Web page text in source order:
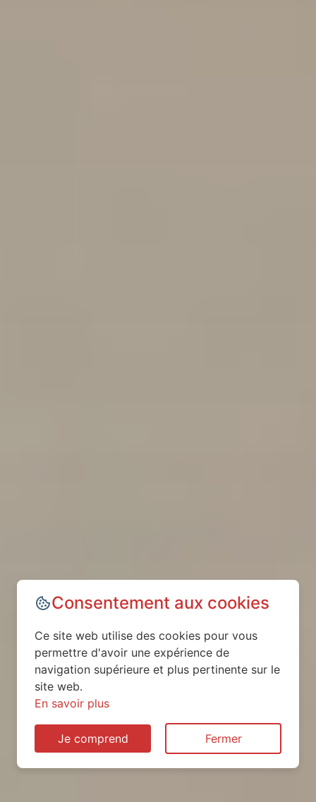
Consentement aux cookies
Ce site web utilise des cookies pour vous
permettre d'avoir une expérience de
navigation supérieure et plus pertinente sur le
site web.
En savoir plus
Je comprend Fermer